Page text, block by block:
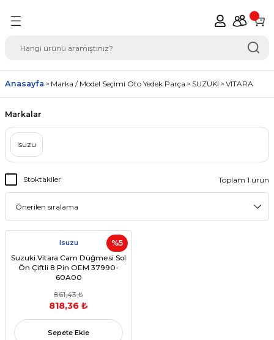
Seçimi Oto Yedek
Anasayfa Marka / Model Seçimi Oto Yedek Parça SUZUKI VITARA
Markalar
Isuzu
Stoktakiler Toplam 1 ürün
%5
Isuzu
Suzuki Vitara Cam Düğmesi Sol
Ön Çiftli 8 Pin OEM 37990-
60A00
861,43 ₺
818,36 ₺
Sepete Ekle